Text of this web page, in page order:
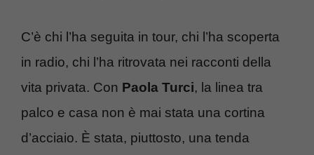
C’è chi l’ha seguita in tour, chi l’ha scoperta
in radio, chi l’ha ritrovata nei racconti della
vita privata. Con Paola Turci, la linea tra
palco e casa non è mai stata una cortina
d’acciaio. È stata, piuttosto, una tenda